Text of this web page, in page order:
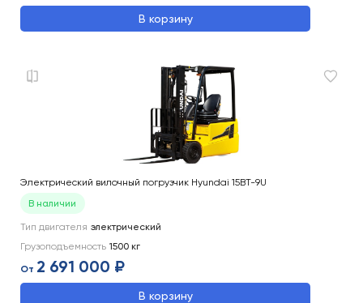
В корзину
Электрический вилочный погрузчик Hyundai 15BT-9U
В наличии
Тип двигателя электрический
Грузоподъемность 1500 кг
От 2 691 000 ₽
В корзину